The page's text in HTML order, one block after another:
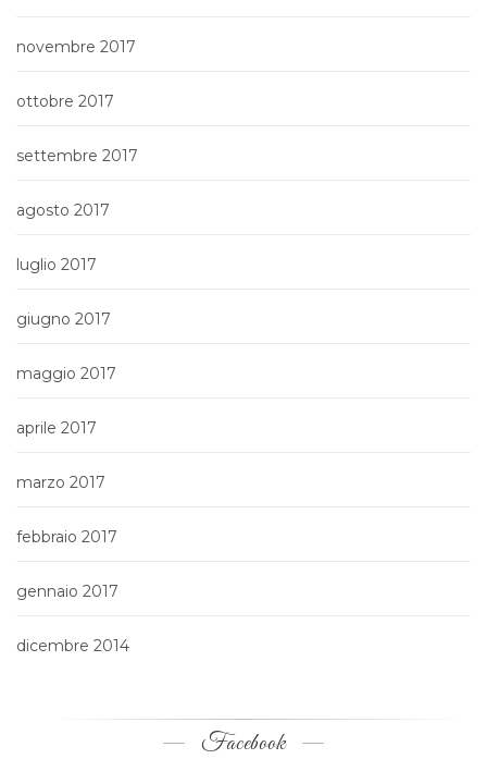
novembre 2017
ottobre 2017
settembre 2017
agosto 2017
luglio 2017
giugno 2017
maggio 2017
aprile 2017
marzo 2017
febbraio 2017
gennaio 2017
dicembre 2014
Facebook